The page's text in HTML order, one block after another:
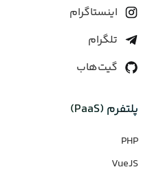
اینستاگرام
تلگرام
گیت‌هاب
پلتفرم (PaaS)
PHP
VueJS